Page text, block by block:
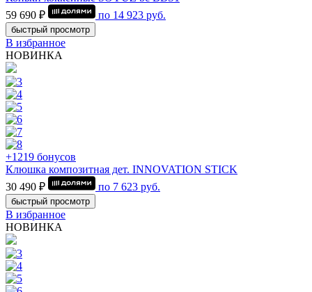
59 690 ₽
по 14 923 руб.
быстрый просмотр
В избранное
НОВИНКА
+1219 бонусов
Клюшка композитная дет. INNOVATION STICK
30 490 ₽
по 7 623 руб.
быстрый просмотр
В избранное
НОВИНКА